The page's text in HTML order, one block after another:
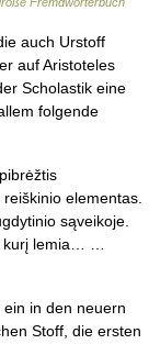
auch Urstoff
auf Aristoteles
Scholastik eine
folgende
elementas.
sąveikoje.
kurį lemia… …
in den neuern
Stoff, die ersten